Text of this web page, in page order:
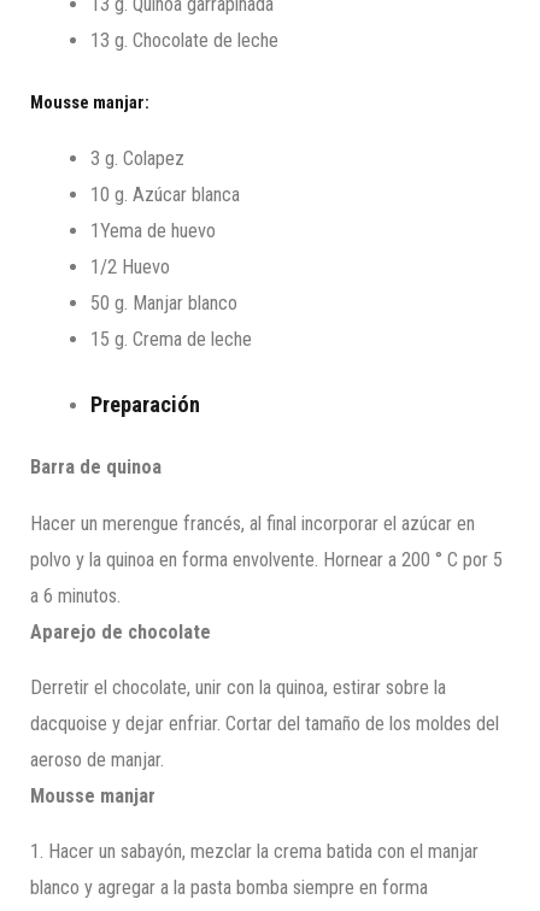
13 g. Chocolate de leche
Mousse manjar:
3 g. Colapez
10 g. Azúcar blanca
1Yema de huevo
1/2 Huevo
50 g. Manjar blanco
15 g. Crema de leche
Preparación
Barra de quinoa
Hacer un merengue francés, al final incorporar el azúcar en
polvo y la quinoa en forma envolvente. Hornear a 200 ° C por 5
a 6 minutos.
Aparejo de chocolate
Derretir el chocolate, unir con la quinoa, estirar sobre la
dacquoise y dejar enfriar. Cortar del tamaño de los moldes del
aeroso de manjar.
Mousse manjar
1. Hacer un sabayón, mezclar la crema batida con el manjar
blanco y agregar a la pasta bomba siempre en forma